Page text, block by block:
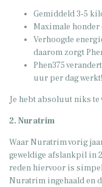
Gemiddeld 3-5
Maximale
Verhoogde
daarom zorgt
Phen375
uur per dag werkt!
Je hebt absoluut niks te
2. Nuratrim
Waar Nuratrim vorig
geweldige afslankpil in
reden hiervoor is
Nuratrim ingehaald en